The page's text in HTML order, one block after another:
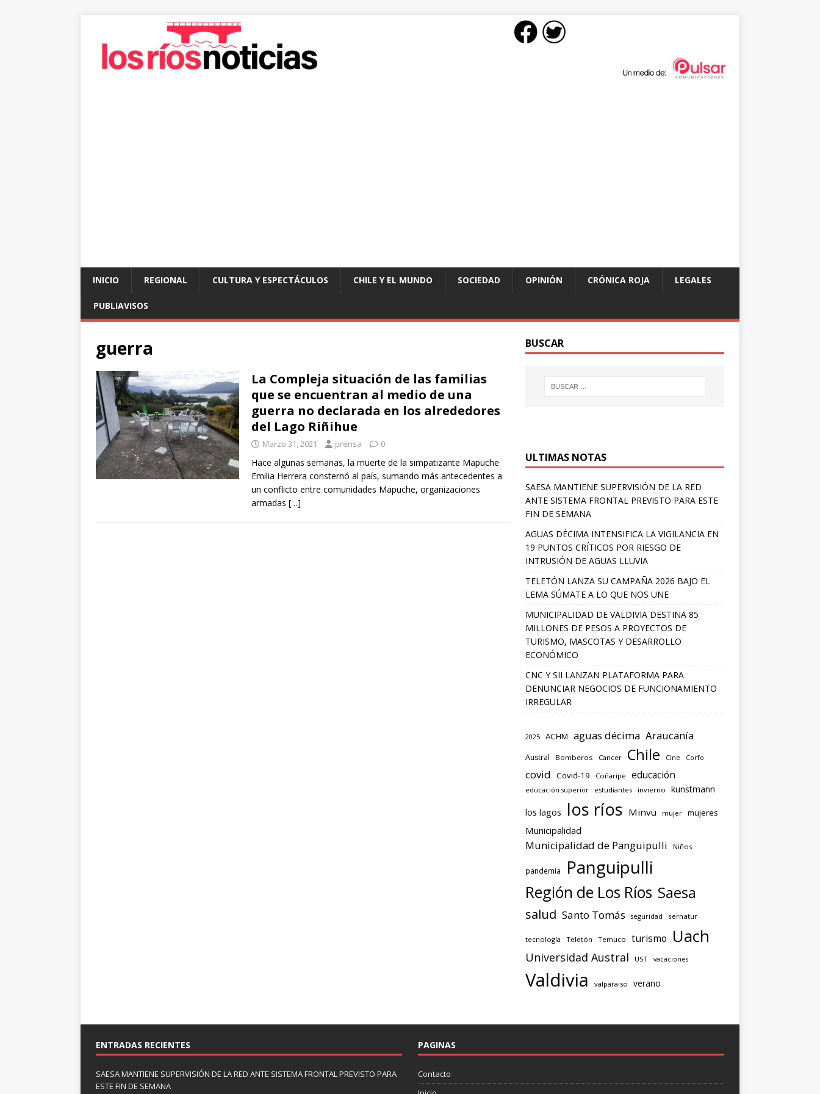
INICIO REGIONAL CULTURA Y ESPECTÁCULOS CHILE Y EL MUNDO SOCIEDAD OPINIÓN CRÓNICA ROJA LEGALES
PUBLIAVISOS
guerra
La Compleja situación de las familias
que se encuentran al medio de una
guerra no declarada en los alrededores
del Lago Riñihue
Marzo 31, 2021 prensa 0
Hace algunas semanas, la muerte de la simpatizante Mapuche
Emilia Herrera consternó al país, sumando más antecedentes a
un conflicto entre comunidades Mapuche, organizaciones
armadas […]
BUSCAR
ULTIMAS NOTAS
SAESA MANTIENE SUPERVISIÓN DE LA RED
ANTE SISTEMA FRONTAL PREVISTO PARA ESTE
FIN DE SEMANA
AGUAS DÉCIMA INTENSIFICA LA VIGILANCIA EN
19 PUNTOS CRÍTICOS POR RIESGO DE
INTRUSIÓN DE AGUAS LLUVIA
TELETÓN LANZA SU CAMPAÑA 2026 BAJO EL
LEMA SÚMATE A LO QUE NOS UNE
MUNICIPALIDAD DE VALDIVIA DESTINA 85
MILLONES DE PESOS A PROYECTOS DE
TURISMO, MASCOTAS Y DESARROLLO
ECONÓMICO
CNC Y SII LANZAN PLATAFORMA PARA
DENUNCIAR NEGOCIOS DE FUNCIONAMIENTO
IRREGULAR
2025 ACHM aguas décima Araucanía
Austral Bomberos Cancer Chile Cine Corfo
covid Covid-19 Coñaripe educación
educación superior estudiantes invierno kunstmann
los lagos los ríos Minvu mujer mujeres
Municipalidad
Municipalidad de Panguipulli Niños
pandemia Panguipulli
Región de Los Ríos Saesa
salud Santo Tomás seguridad sernatur
tecnología Teletón Temuco turismo Uach
Universidad Austral UST vacaciones
Valdivia valparaiso verano
ENTRADAS RECIENTES
SAESA MANTIENE SUPERVISIÓN DE LA RED ANTE SISTEMA FRONTAL PREVISTO PARA
ESTE FIN DE SEMANA
PAGINAS
Contacto